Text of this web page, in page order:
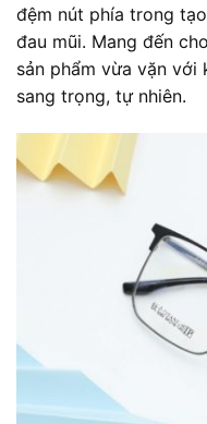
đệm nút phía trong
đau mũi. Mang đến
sản phẩm vừa vặn
sang trọng, tự nhiên.